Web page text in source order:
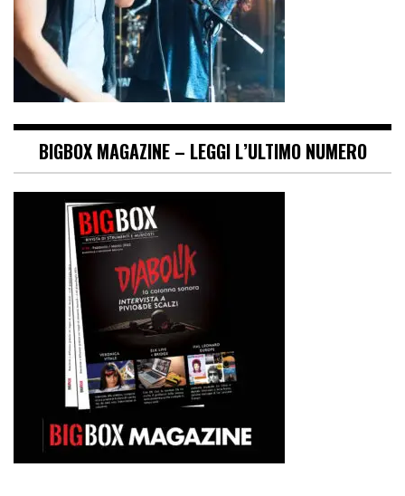
BIGBOX MAGAZINE – LEGGI L’ULTIMO NUMERO